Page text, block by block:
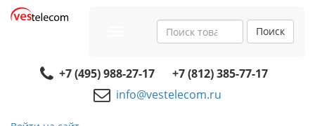
navigation
Поиск
+7 (495) 988-27-17
+7 (812) 385-77-17
info@vestelecom.ru